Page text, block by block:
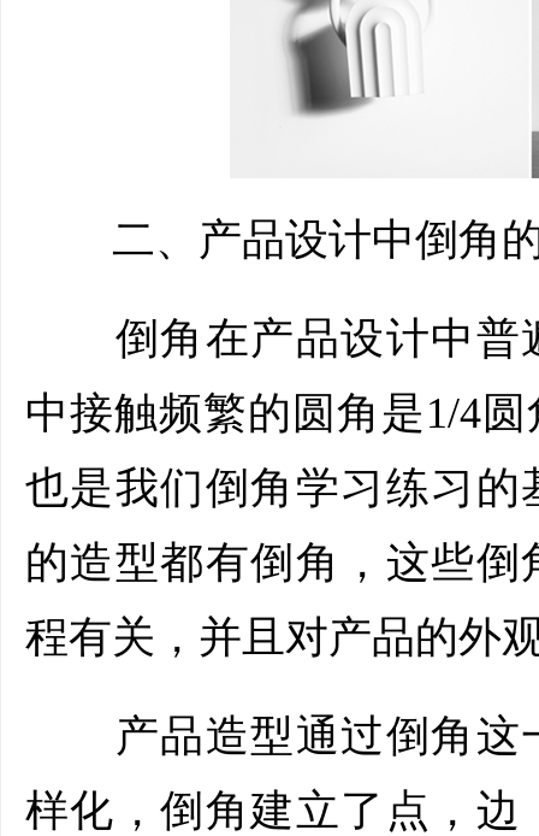
二、产品设计中倒角
倒角在产品设计中普
中接触频繁的圆角是1/4
也是我们倒角学习练习
的造型都有倒角，这些
程有关，并且对产品的外
产品造型通过倒角这
样化，倒角建立了点，